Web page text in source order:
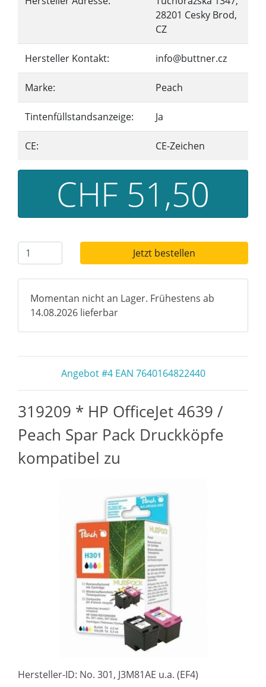
28201 Cesky Brod,
CZ
Hersteller Kontakt: info@buttner.cz
Marke: Peach
Tintenfüllstandsanzeige: Ja
CE: CE-Zeichen
CHF 51,50
Jetzt bestellen
Momentan nicht an Lager. Frühestens ab
14.08.2026 lieferbar
Angebot #4 EAN 7640164822440
319209 * HP OfficeJet 4639 /
Peach Spar Pack Druckköpfe
kompatibel zu
Hersteller-ID: No. 301, J3M81AE u.a. (EF4)